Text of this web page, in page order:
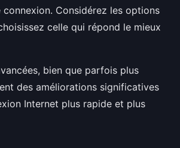
Considérez les options
celle qui répond le mieux
bien que parfois plus
des améliorations significatives
Internet plus rapide et plus